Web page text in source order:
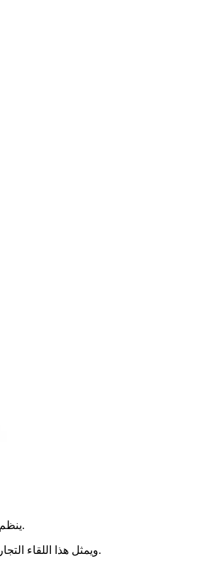
ينظم مركز النهوض بالصادرات لقاءات مهنية ثنائية في قطاع الصناعات الغذائية في إطار تظاهرة تجارية ستقام يومي 2 و3 جولية 2025 في مدينة سانت بطرسبرغ بروسيا.
ويمثل هذا اللقاء التجاري فرصة مهمة للشركات التونسية الراغبة في ولوج السوق الروسية وإجراء لقاءت مع المشترين والموزعين والمتاجر الكبرى والمطاعم ومنصات البيع عبر الإنترنت.